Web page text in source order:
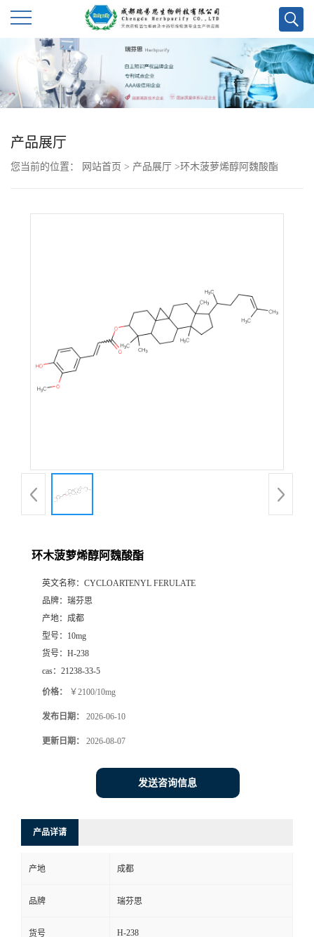
产
式
产品展厅
您当前的位置： 网站首页 > 产品展厅 >环木菠萝烯醇阿魏酸酯
环木菠萝烯醇阿魏酸酯
英文名称： CYCLOARTENYL FERULATE
品牌： 瑞芬思
产地： 成都
型号： 10mg
货号： H-238
cas： 21238-33-5
价格： ￥2100/10mg
发布日期： 2026-06-10
更新日期： 2026-08-07
发送咨询信息
产品详请
产地 成都
品牌 瑞芬思
货号 H-238